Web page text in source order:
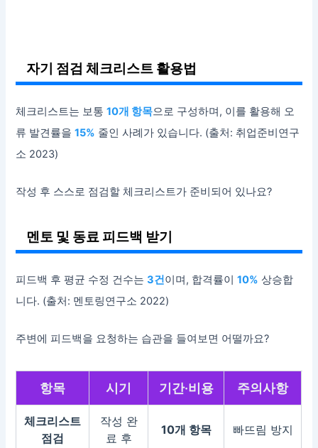
자기 점검 체크리스트 활용법
체크리스트는 보통10개 항목으로 구성하며, 이를 활용해 오
류 발견률을15% 줄인 사례가 있습니다. (출처: 취업준비연구
소 2023)
작성 후 스스로 점검할 체크리스트가 준비되어 있나요?
멘토 및 동료 피드백 받기
피드백 후 평균 수정 건수는3건이며, 합격률이10% 상승합
니다. (출처: 멘토링연구소 2022)
주변에 피드백을 요청하는 습관을 들여보면 어떨까요?
항목 시기 기간·비용 주의사항
체크리스트
점검
작성 완
료 후
10개 항목 빠뜨림 방지